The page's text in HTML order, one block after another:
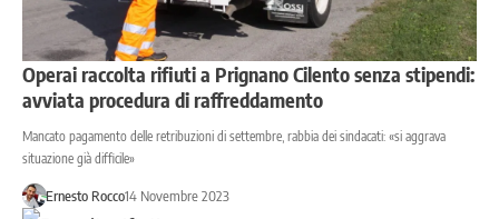
Operai raccolta rifiuti a Prignano Cilento senza stipendi:
avviata procedura di raffreddamento
Mancato pagamento delle retribuzioni di settembre, rabbia dei sindacati: «si aggrava
situazione già difficile»
Ernesto Rocco14 Novembre 2023